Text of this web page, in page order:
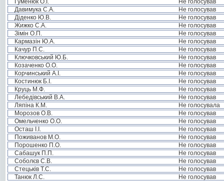
Гуменюк О.І.
Не голосував
Давимука С.А.
Не голосував
Діденко Ю.В.
Не голосував
Жижко С.А.
Не голосував
Зімін О.П.
Не голосував
Кармазін Ю.А.
Не голосував
Качур П.С.
Не голосував
Ключковський Ю.Б.
Не голосував
Козаченко О.О.
Не голосував
Корчинський А.І.
Не голосував
Костинюк Б.І.
Не голосував
Круць М.Ф.
Не голосував
Лебедівський В.А.
Не голосував
Ляпіна К.М.
Не голосувала
Морозов О.В.
Не голосував
Омельченко О.О.
Не голосував
Осташ І.І.
Не голосував
Поживанов М.О.
Не голосував
Порошенко П.О.
Не голосував
Сабашук П.П.
Не голосував
Соболєв С.В.
Не голосував
Стецьків Т.С.
Не голосував
Танюк Л.С.
Не голосував